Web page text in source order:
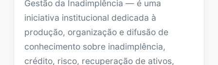
Gestão da Inadimplência — é uma
iniciativa institucional dedicada à
produção, organização e difusão de
conhecimento sobre inadimplência,
crédito, risco, recuperação de ativos,